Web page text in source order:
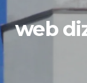
web